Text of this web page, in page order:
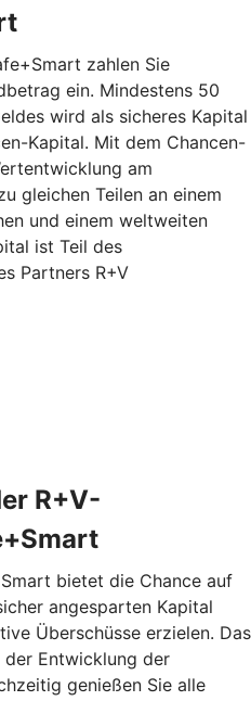
zahlen Sie
ein. Mindestens 50
wird als sicheres Kapital
Kapital. Mit dem Chancen-
am
gleichen Teilen an einem
und einem weltweiten
ist Teil des
Partners R+V
R+V-
bietet die Chance auf
angesparten Kapital
Überschüsse erzielen. Das
der Entwicklung der
genießen Sie alle